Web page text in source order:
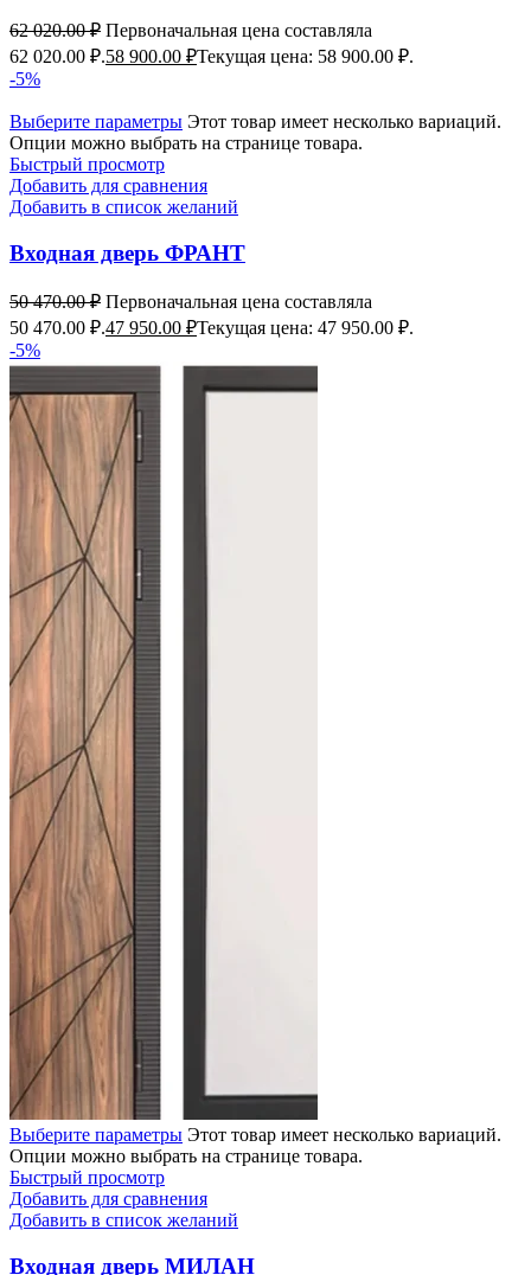
62 020.00₽ Первоначальная цена составляла
62 020.00 ₽.58 900.00 ₽Текущая цена: 58 900.00 ₽.
-5%
Выберите параметры Этот товар имеет несколько вариаций.
Опции можно выбрать на странице товара.
Быстрый просмотр
Добавить для сравнения
Добавить в список желаний
Входная дверь ФРАНТ
50 470.00₽ Первоначальная цена составляла
50 470.00 ₽.47 950.00 ₽Текущая цена: 47 950.00 ₽.
-5%
Выберите параметры Этот товар имеет несколько вариаций.
Опции можно выбрать на странице товара.
Быстрый просмотр
Добавить для сравнения
Добавить в список желаний
Входная дверь МИЛАН